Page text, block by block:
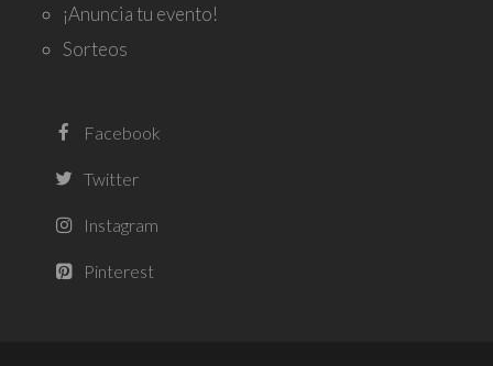
¡Anuncia tu evento!
Sorteos